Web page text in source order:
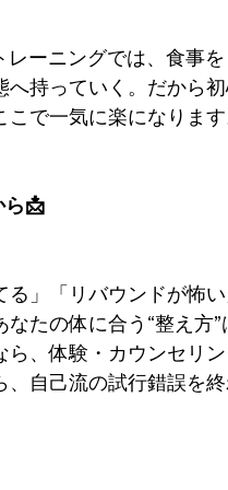
ーニングでは、食事
持っていく。だから
で一気に楽になりま
ら📩
」「リバウンドが怖
たの体に合う“整え方
、体験・カウンセリ
自己流の試行錯誤を